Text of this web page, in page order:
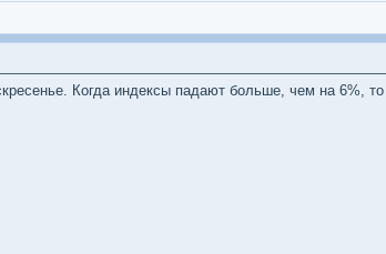
Когда индексы падают больше, чем на 6%, то